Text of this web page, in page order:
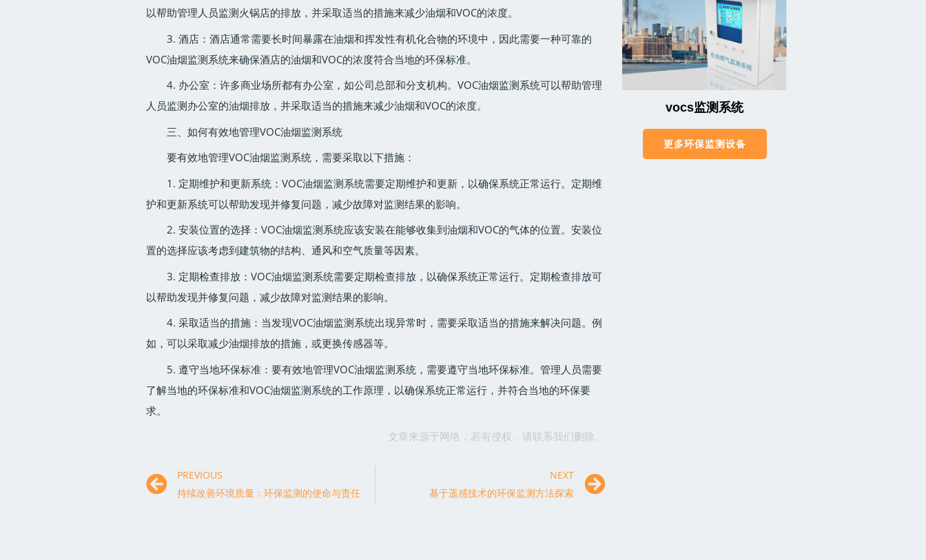
以帮助管理人员监测火锅店的排放，并采取适当的措施来减少油烟和VOC的浓度。
3. 酒店：酒店通常需要长时间暴露在油烟和挥发性有机化合物的环境中，因此需要一种可靠的
VOC油烟监测系统来确保酒店的油烟和VOC的浓度符合当地的环保标准。
4. 办公室：许多商业场所都有办公室，如公司总部和分支机构。VOC油烟监测系统可以帮助管理
人员监测办公室的油烟排放，并采取适当的措施来减少油烟和VOC的浓度。
三、如何有效地管理VOC油烟监测系统
要有效地管理VOC油烟监测系统，需要采取以下措施：
1. 定期维护和更新系统：VOC油烟监测系统需要定期维护和更新，以确保系统正常运行。定期维
护和更新系统可以帮助发现并修复问题，减少故障对监测结果的影响。
2. 安装位置的选择：VOC油烟监测系统应该安装在能够收集到油烟和VOC的气体的位置。安装位
置的选择应该考虑到建筑物的结构、通风和空气质量等因素。
3. 定期检查排放：VOC油烟监测系统需要定期检查排放，以确保系统正常运行。定期检查排放可
以帮助发现并修复问题，减少故障对监测结果的影响。
4. 采取适当的措施：当发现VOC油烟监测系统出现异常时，需要采取适当的措施来解决问题。例
如，可以采取减少油烟排放的措施，或更换传感器等。
5. 遵守当地环保标准：要有效地管理VOC油烟监测系统，需要遵守当地环保标准。管理人员需要
了解当地的环保标准和VOC油烟监测系统的工作原理，以确保系统正常运行，并符合当地的环保要
求。
文章来源于网络，若有侵权，请联系我们删除。
PREVIOUS
持续改善环境质量：环保监测的使命与责任
NEXT
基于遥感技术的环保监测方法探索
vocs监测系统
更多环保监测设备